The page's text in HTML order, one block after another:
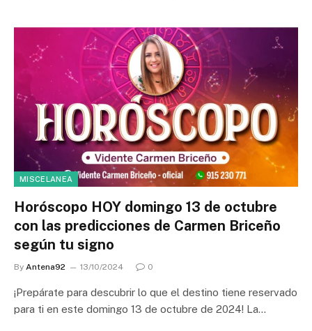
MISCELANEA
Horóscopo HOY domingo 13 de octubre
con las predicciones de Carmen Briceño
según tu signo
By Antena92 13/10/2024 0
¡Prepárate para descubrir lo que el destino tiene reservado
para ti en este domingo 13 de octubre de 2024! La…